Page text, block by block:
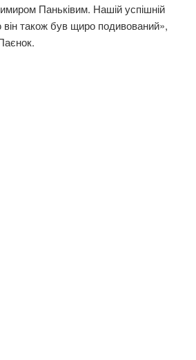
Паньківим. Нашій успішній
він також був щиро подивований»,